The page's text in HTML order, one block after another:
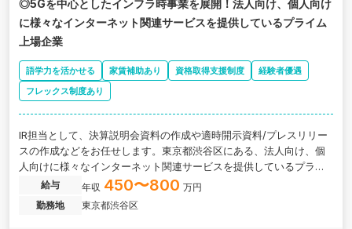
◎5Gを中心としたインフラ時事業を展開！法人向け、個人向け
に様々なインターネット関連サービスを提供しているプライム
上場企業
語学力を活かせる 家賃補助あり 資格取得支援制度
経験者優遇
フレックス制度あり
IR担当として、決算説明会資料の作成や適時開示資料/プレスリリー
スの作成などをお任せします。東京都渋谷区にある、法人向け、個
人向けに様々なインターネット関連サービスを提供しているプライ
ム上場企業の求人です。
給与 年収 450〜800 万円
勤務地
東京都渋谷区